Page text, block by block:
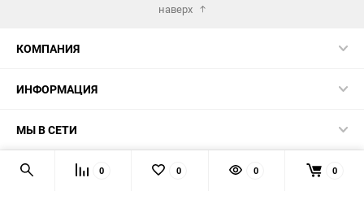
наверх
КОМПАНИЯ
ИНФОРМАЦИЯ
МЫ В СЕТИ
КОНТАКТЫ 0 0 0 0